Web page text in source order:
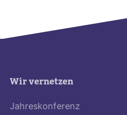
Wir vernetzen
Jahreskonferenz